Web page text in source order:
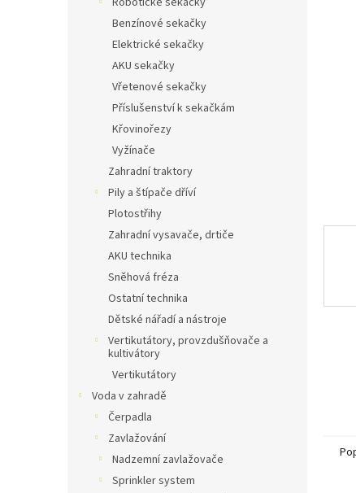
Benzínové sekačky
Elektrické sekačky
AKU sekačky
Vřetenové sekačky
Příslušenství k sekačkám
Křovinořezy
Vyžínače
Zahradní traktory
Pily a štípače dříví
Plotostřihy
Zahradní vysavače, drtiče
AKU technika
Sněhová fréza
Ostatní technika
Dětské nářadí a nástroje
Vertikutátory, provzdušňovače a
kultivátory
Vertikutátory
Voda v zahradě
Čerpadla
Zavlažování
Nadzemní zavlažovače
Sprinkler system